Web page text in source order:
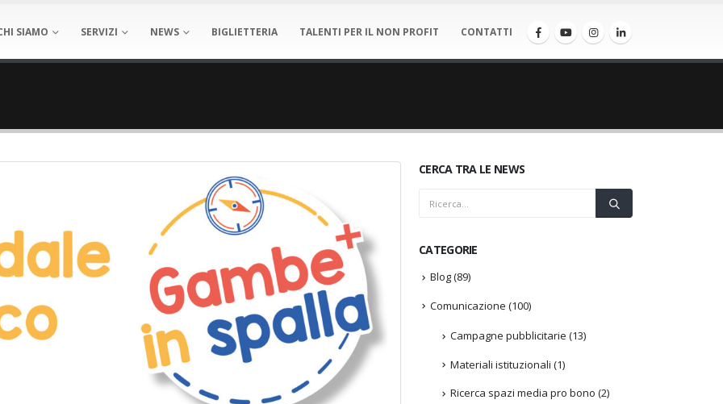
SIAMO SERVIZI NEWS BIGLIETTERIA TALENTI PER IL NON PROFIT CONTATTI
CERCA TRA LE NEWS
CATEGORIE
Blog(89)
Comunicazione (100)
Campagne pubblicitarie (13)
Materiali istituzionali (1)
Ricerca spazi media pro bono (2)